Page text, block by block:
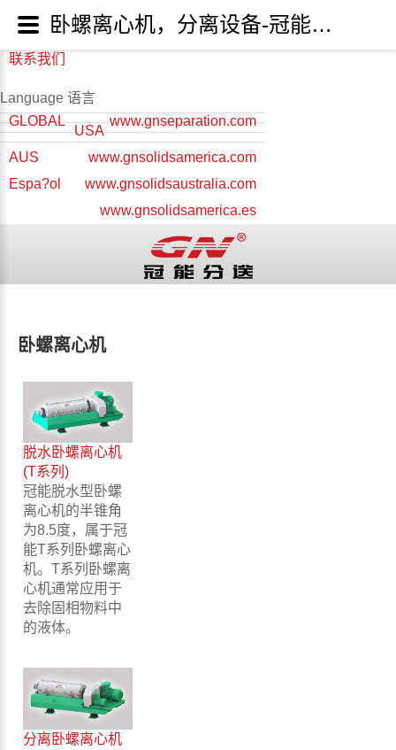
联系我们
Language 语言
GLOBAL
www.gnseparation.com
USA
www.gnsolidsamerica.com
AUS
www.gnsolidsaustralia.com
Espa?ol
www.gnsolidsamerica.es
卧螺离心机
脱水卧螺离心机
(T系列)
冠能脱水型卧螺
离心机的半锥角
为8.5度，属于冠
能T系列卧螺离心
机。T系列卧螺离
心机通常应用于
去除固相物料中
的液体。
分离卧螺离心机
卧螺离心机，分离设备-冠能分离输送设备 - 冠能分送生产厂家